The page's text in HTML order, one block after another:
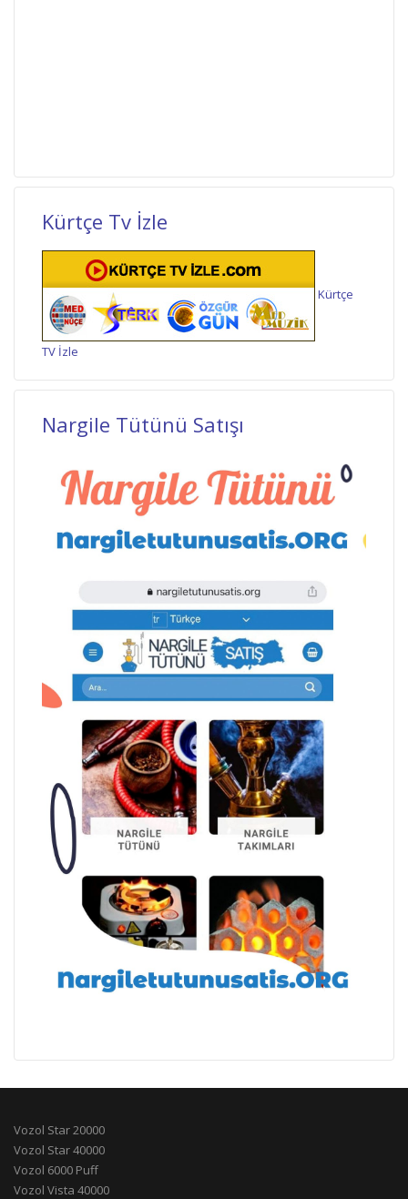
Kürtçe Tv İzle
Kürtçe
TV İzle
Nargile Tütünü Satışı
Vozol Star 20000
Vozol Star 40000
Vozol 6000 Puff
Vozol Vista 40000